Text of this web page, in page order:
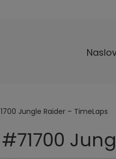
Jungle Raider – TimeLaps